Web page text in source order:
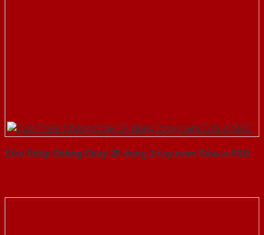
Cửa Thép Chống Cháy 2P dung 2 tay nam Cửa-a-SGD